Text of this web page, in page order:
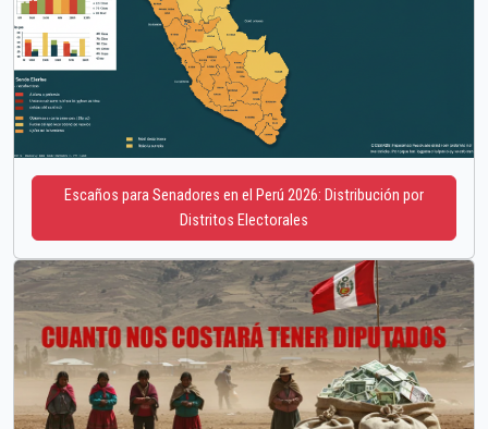
Escaños para Senadores en el Perú 2026: Distribución por
Distritos Electorales